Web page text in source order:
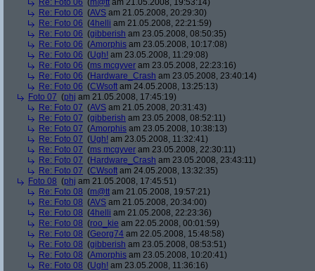
Re: Foto 06 (m@tt am 21.05.2008, 19:53:14)
Re: Foto 06 (AVS am 21.05.2008, 20:29:30)
Re: Foto 06 (4helli am 21.05.2008, 22:21:59)
Re: Foto 06 (gibberish am 23.05.2008, 08:50:35)
Re: Foto 06 (Amorphis am 23.05.2008, 10:17:08)
Re: Foto 06 (Ugh! am 23.05.2008, 11:29:08)
Re: Foto 06 (ms mcgyver am 23.05.2008, 22:23:16)
Re: Foto 06 (Hardware_Crash am 23.05.2008, 23:40:14)
Re: Foto 06 (CWsoft am 24.05.2008, 13:25:13)
Foto 07 (phj am 21.05.2008, 17:45:19)
Re: Foto 07 (AVS am 21.05.2008, 20:31:43)
Re: Foto 07 (gibberish am 23.05.2008, 08:52:11)
Re: Foto 07 (Amorphis am 23.05.2008, 10:38:13)
Re: Foto 07 (Ugh! am 23.05.2008, 11:32:41)
Re: Foto 07 (ms mcgyver am 23.05.2008, 22:30:11)
Re: Foto 07 (Hardware_Crash am 23.05.2008, 23:43:11)
Re: Foto 07 (CWsoft am 24.05.2008, 13:32:35)
Foto 08 (phj am 21.05.2008, 17:45:51)
Re: Foto 08 (m@tt am 21.05.2008, 19:57:21)
Re: Foto 08 (AVS am 21.05.2008, 20:34:00)
Re: Foto 08 (4helli am 21.05.2008, 22:23:36)
Re: Foto 08 (roo_kie am 22.05.2008, 00:01:59)
Re: Foto 08 (Georg74 am 22.05.2008, 15:48:58)
Re: Foto 08 (gibberish am 23.05.2008, 08:53:51)
Re: Foto 08 (Amorphis am 23.05.2008, 10:20:41)
Re: Foto 08 (Ugh! am 23.05.2008, 11:36:16)